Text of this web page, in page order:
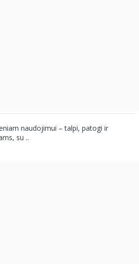
naudojimui – talpi, patogi ir
su ..